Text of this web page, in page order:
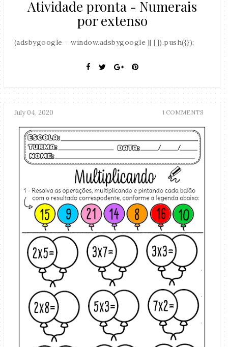
Atividade pronta - Numerais
por extenso
(adsbygoogle = window.adsbygoogle || []).push({});
July 04, 2020 1 COMMENTS